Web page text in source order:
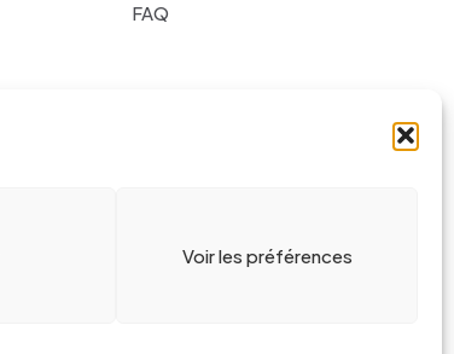
Voir les préférences
FAQ